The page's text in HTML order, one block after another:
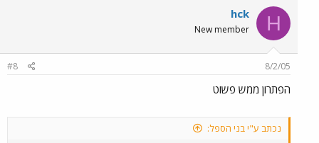
H
hck
New member
8/2/05
#8
הפתרון ממש פשוט
נכתב ע"י בני הספל: